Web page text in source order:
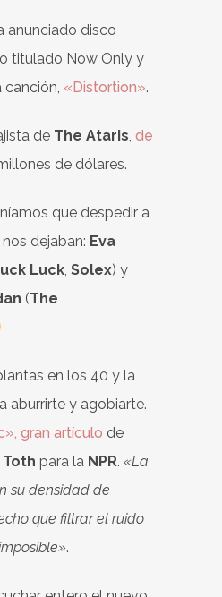
anunciado disco
titulado Now Only y
canción, «Distortion».
de The Ataris, de
de dólares.
que despedir a
dejaban: Eva
Luck, Solex) y
(The
en los 40 y la
aburrirte y agobiarte.
gran artículo de
para la NPR. «La
su densidad de
que filtrar el ruido
.